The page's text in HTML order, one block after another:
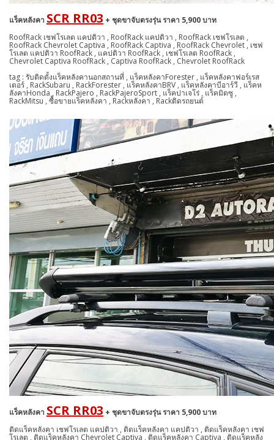
แร็คหลังคา SCR RR03 + ชุดขาจับตรงรุ่น ราคา 5,900 บาท
RoofRack เชฟโรเลต แคปติวา , RoofRack แคปติวา , RoofRack เชฟโรเลต ,
RoofRack Chevrolet Captiva , RoofRack Captiva , RoofRack Chevrolet , เชฟ
โรเลต แคปติวา RoofRack , แคปติวา RoofRack , เชฟโรเลต RoofRack ,
Chevrolet Captiva RoofRack , Captiva RoofRack , Chevrolet RoofRack
tag : รับติดตั้งแร็คหลังคานอกสถานที่ , แร็คหลังคาForester , แร็คหลังคาฟอร์เรส
เตอร์ , RackSubaru , RackForester , แร็คหลังคาBRV , แร็คหลังคาบีอาร์วี , แร็คห
ลังคาHonda , RackPajero , RackPajeroSport , แร็คปาเจโร่ , แร็คมิตซู ,
RackMitsu , ซื้อขายแร็คหลังคา , Rackหลังคา , Rackติดรถยนต์
แร็คหลังคา SCR RR03 + ชุดขาจับตรงรุ่น ราคา 5,900 บาท
ติดแร็คหลังคา เชฟโรเลต แคปติวา , ติดแร็คหลังคา แคปติวา , ติดแร็คหลังคา เชฟ
โรเลต , ติดแร็คหลังคา Chevrolet Captiva , ติดแร็คหลังคา Captiva , ติดแร็คหลัง